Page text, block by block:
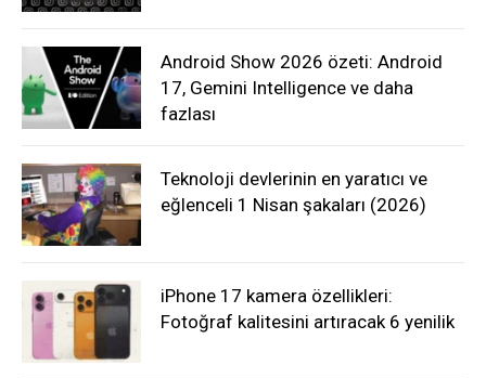
Android Show 2026 özeti: Android
17, Gemini Intelligence ve daha
fazlası
Teknoloji devlerinin en yaratıcı ve
eğlenceli 1 Nisan şakaları (2026)
iPhone 17 kamera özellikleri:
Fotoğraf kalitesini artıracak 6 yenilik